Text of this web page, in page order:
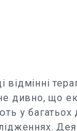
відмінні
дивно, що
у багатьох